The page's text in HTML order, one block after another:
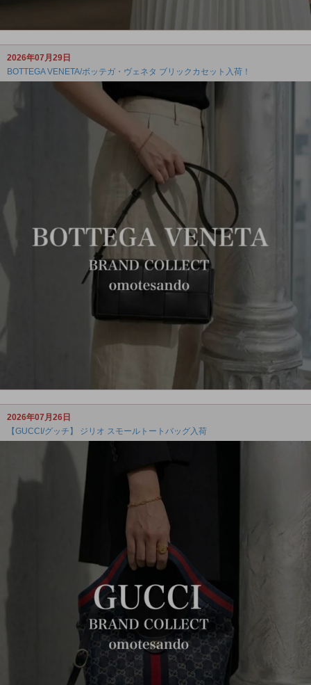
2026年07月29日
BOTTEGA VENETA/ボッテガ・ヴェネタ ブリックカセット入荷！
2026年07月26日
【GUCCI/グッチ】 ジリオ スモールトートバッグ入荷